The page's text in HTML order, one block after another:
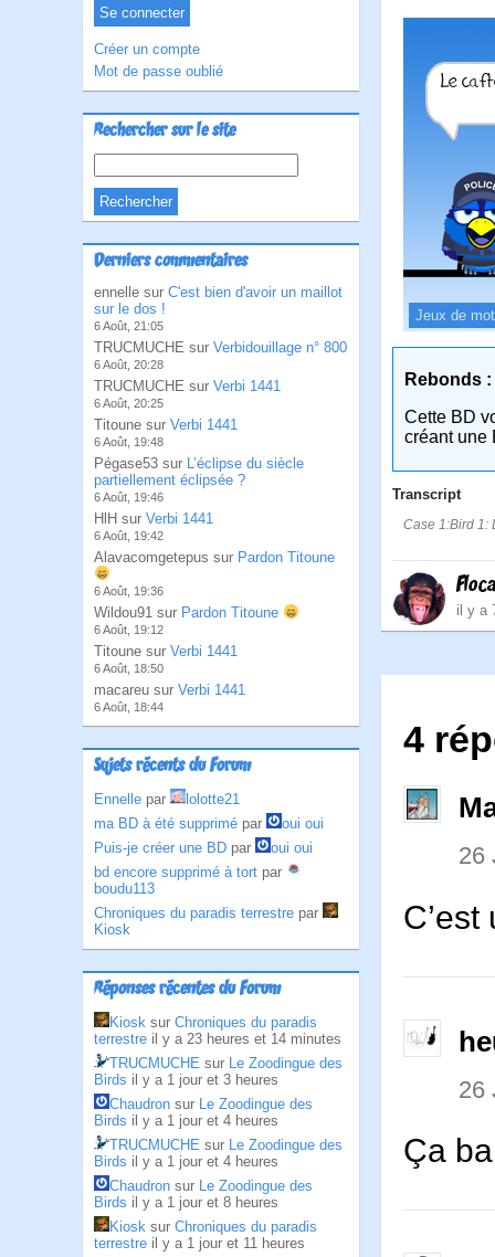
Créer un compte
Mot de passe oublié
Rechercher sur le site
Derniers commentaires
ennelle sur C'est bien d'avoir un maillot
sur le dos !
6 Août, 21:05
TRUCMUCHE sur Verbidouillage n° 800
6 Août, 20:28
TRUCMUCHE sur Verbi 1441
6 Août, 20:25
Titoune sur Verbi 1441
6 Août, 19:48
Pégase53 sur L’éclipse du siècle
partiellement éclipsée ?
6 Août, 19:46
HlH sur Verbi 1441
6 Août, 19:42
Alavacomgetepus sur Pardon Titoune
6 Août, 19:36
Wildou91 sur Pardon Titoune
6 Août, 19:12
Titoune sur Verbi 1441
6 Août, 18:50
macareu sur Verbi 1441
6 Août, 18:44
Sujets récents du Forum
Ennelle par
lolotte21
ma BD à été supprimé par
oui oui
Puis-je créer une BD par
oui oui
bd encore supprimé à tort par
boudu113
Chroniques du paradis terrestre par
Kiosk
Réponses récentes du Forum
Kiosk sur Chroniques du paradis
terrestre il y a 23 heures et 14 minutes
TRUCMUCHE sur Le Zoodingue des
Birds il y a 1 jour et 3 heures
Chaudron sur Le Zoodingue des
Birds il y a 1 jour et 4 heures
TRUCMUCHE sur Le Zoodingue des
Birds il y a 1 jour et 4 heures
Chaudron sur Le Zoodingue des
Birds il y a 1 jour et 8 heures
Kiosk sur Chroniques du paradis
terrestre il y a 1 jour et 11 heures
Jeux de
Rebonds :
Cette BD
créant une
Transcript
Case 1:Bird 1:
il y a
4
26
26
Ça